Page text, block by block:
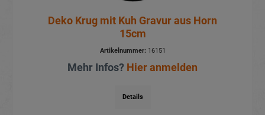
Deko Krug mit Kuh Gravur aus Horn
15cm
Artikelnummer:16151
Mehr Infos? Hier anmelden
Details